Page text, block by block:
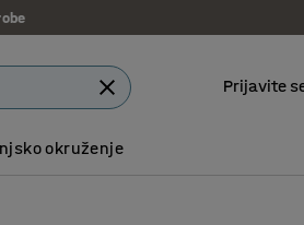
Prijavite
okruženje